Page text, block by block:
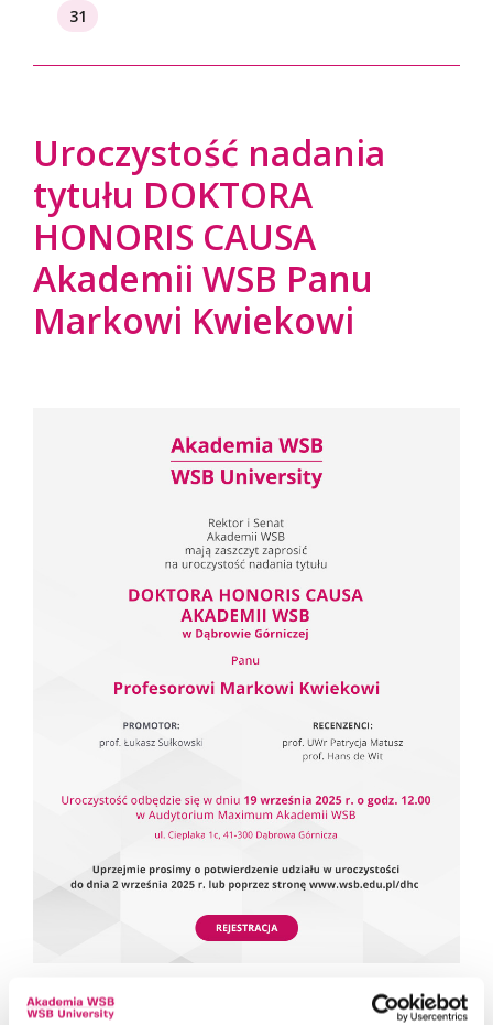
31
Uroczystość nadania
tytułu DOKTORA
HONORIS CAUSA
Akademii WSB Panu
Markowi Kwiekowi